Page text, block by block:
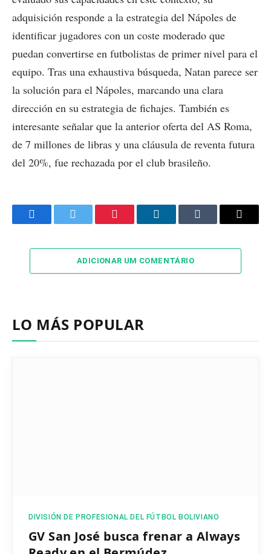
adquisición responde a la estrategia del Nápoles de
identificar jugadores con un coste moderado que
puedan convertirse en futbolistas de primer nivel para el
equipo. Tras una exhaustiva búsqueda, Natan parece ser
la solución para el Nápoles, marcando una clara
dirección en su estrategia de fichajes. También es
interesante señalar que la anterior oferta del AS Roma,
de 7 millones de libras y una cláusula de reventa futura
del 20%, fue rechazada por el club brasileño.
FacebookTwitter Pinterest LinkedInTumblr Email
ADICIONAR UM COMENTÁRIO
LO MÁS POPULAR
DIVISIÓN DE PROFESIONAL DEL FÚTBOL BOLIVIANO
GV San José busca frenar a Always